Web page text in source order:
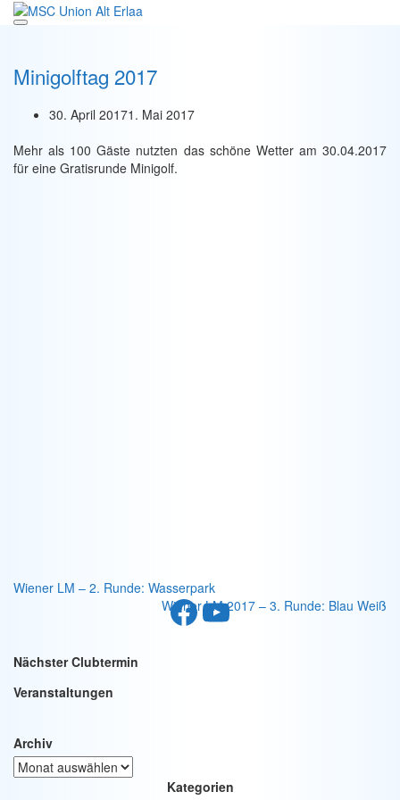
Zum
Inhalt
Minigolftag 2017
30. April 20171. Mai 2017
Mehr als 100 Gäste nutzten das schöne Wetter am 30.04.2017
für eine Gratisrunde Minigolf.
Wiener LM – 2. Runde: Wasserpark
Wiener LM 2017 – 3. Runde: Blau Weiß
Facebook
YouTube
Nächster Clubtermin
Veranstaltungen
Archiv
Kategorien